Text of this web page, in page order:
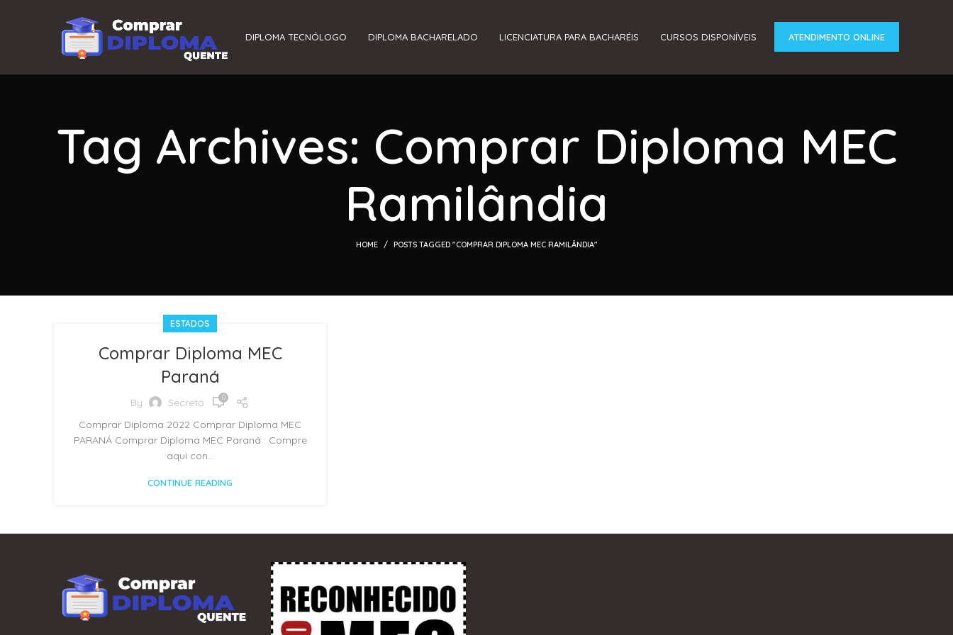
DIPLOMA TECNÓLOGO DIPLOMA BACHARELADO LICENCIATURA PARA BACHARÉIS CURSOS DISPONÍVEIS ATENDIMENTO ONLINE
Tag Archives: Comprar Diploma MEC
Ramilândia
HOME POSTS TAGGED "COMPRAR DIPLOMA MEC RAMILÂNDIA"
ESTADOS
Comprar Diploma MEC
Paraná
By Secreto 0
Comprar Diploma 2022 Comprar Diploma MEC
PARANÁ Comprar Diploma MEC Paraná : Compre
aqui con...
CONTINUE READING